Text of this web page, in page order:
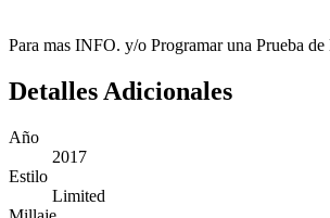
Para mas INFO. y/o Programar una Prueba
Detalles Adicionales
Año
2017
Estilo
Limited